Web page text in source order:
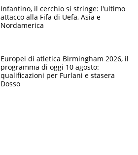
Infantino, il cerchio si stringe: l'ultimo
attacco alla Fifa di Uefa, Asia e
Nordamerica
Europei di atletica Birmingham 2026, il
programma di oggi 10 agosto:
qualificazioni per Furlani e stasera
Dosso